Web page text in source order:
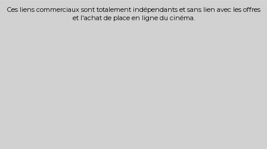
Ces liens commerciaux sont totalement indépendants et sans lien avec les offres
et l'achat de place en ligne du cinéma.